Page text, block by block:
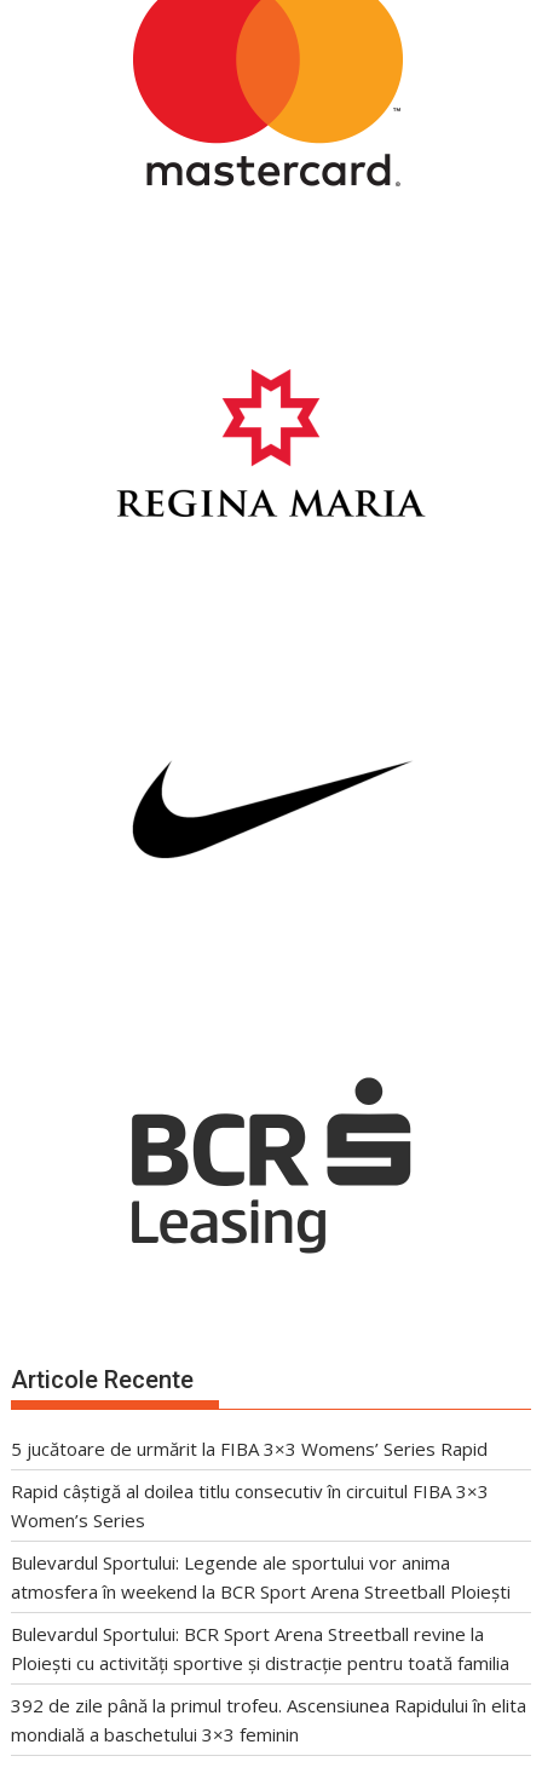
Articole Recente
5 jucătoare de urmărit la FIBA 3×3 Womens’ Series Rapid
Rapid câștigă al doilea titlu consecutiv în circuitul FIBA 3×3
Women’s Series
Bulevardul Sportului: Legende ale sportului vor anima
atmosfera în weekend la BCR Sport Arena Streetball Ploiești
Bulevardul Sportului: BCR Sport Arena Streetball revine la
Ploiești cu activități sportive și distracție pentru toată familia
392 de zile până la primul trofeu. Ascensiunea Rapidului în elita
mondială a baschetului 3×3 feminin